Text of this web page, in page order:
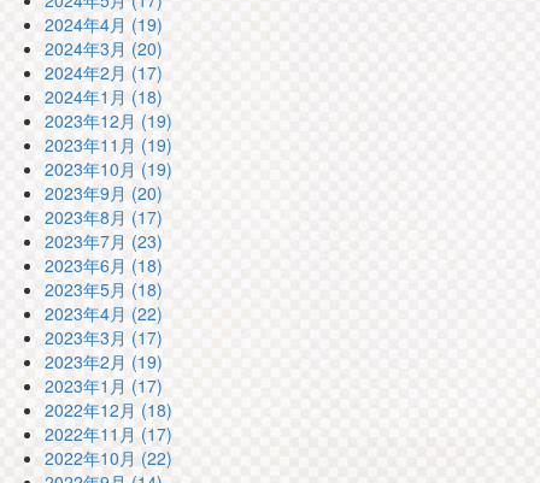
2024年4月 (19)
2024年3月 (20)
2024年2月 (17)
2024年1月 (18)
2023年12月 (19)
2023年11月 (19)
2023年10月 (19)
2023年9月 (20)
2023年8月 (17)
2023年7月 (23)
2023年6月 (18)
2023年5月 (18)
2023年4月 (22)
2023年3月 (17)
2023年2月 (19)
2023年1月 (17)
2022年12月 (18)
2022年11月 (17)
2022年10月 (22)